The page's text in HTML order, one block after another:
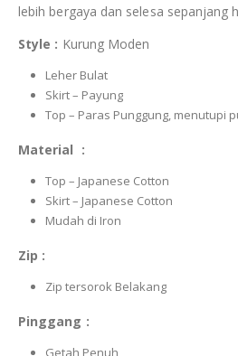
lebih bergaya dan selesa sepanjang
Style : Kurung Moden
Leher Bulat
Skirt – Payung
Top – Paras Punggung, menutupi
Material :
Top – Japanese Cotton
Skirt – Japanese Cotton
Mudah di Iron
Zip :
Zip tersorok Belakang
Pinggang :
Getah Penuh